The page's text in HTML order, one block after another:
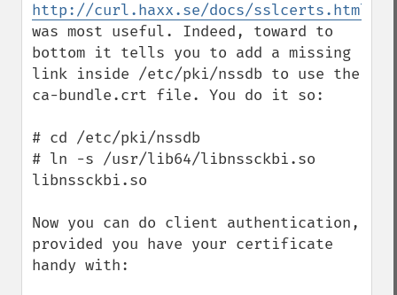
http://curl.haxx.se/docs/sslcerts.html
was most useful. Indeed, toward to
bottom it tells you to add a missing
link inside /etc/pki/nssdb to use the
ca-bundle.crt file. You do it so:
# cd /etc/pki/nssdb
# ln -s /usr/lib64/libnssckbi.so
libnssckbi.so
Now you can do client authentication,
provided you have your certificate
handy with: